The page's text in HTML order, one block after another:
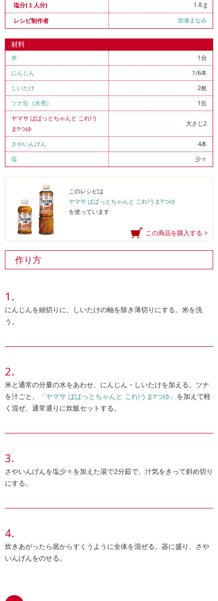
塩分(１人分)
1.8 g
レシピ制作者
加瀬まなみ
材料
米
1合
にんじん
1/6本
しいたけ
2枚
ツナ缶（水煮）
1缶
ヤマサ ぱぱっとちゃんと これ!う
ま!!つゆ
大さじ2
さやいんげん
4本
塩
少々
このレシピは
ヤマサ ぱぱっとちゃんと これ!うま!!つゆ
を使っています
この商品を購入する >
作り方
にんじんを細切りに、しいたけの軸を除き薄切りにする。米を洗
う。
米と通常の分量の水をあわせ、にんじん・しいたけを加える。ツナ
を汁ごと、
「ヤマサ ぱぱっとちゃんと これ!うま!!つゆ」 を加えて軽
く混ぜ、通常通りに炊飯セットする。
さやいんげんを塩少々を加えた湯で2分茹で、汁気をきって斜め切り
にする。
炊きあがったら底からすくうように全体を混ぜる。器に盛り、さや
いんげんをのせる。